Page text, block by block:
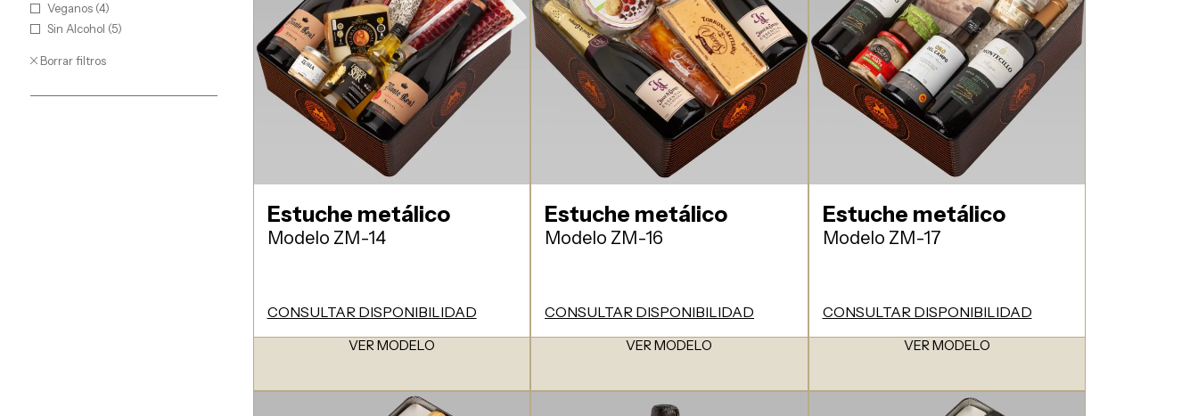
Veganos (4)
Sin Alcohol (5)
Borrar filtros
Estuche metálico
Modelo ZM-14
CONSULTAR DISPONIBILIDAD
VER MODELO
Estuche metálico
Modelo ZM-16
CONSULTAR DISPONIBILIDAD
VER MODELO
Estuche metálico
Modelo ZM-17
CONSULTAR DISPONIBILIDAD
VER MODELO